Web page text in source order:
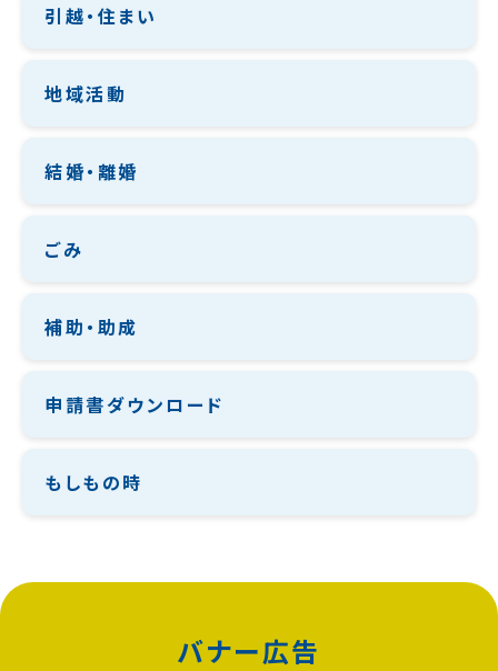
引越・住まい
地域活動
結婚・離婚
ごみ
補助・助成
申請書ダウンロード
もしもの時
バナー広告